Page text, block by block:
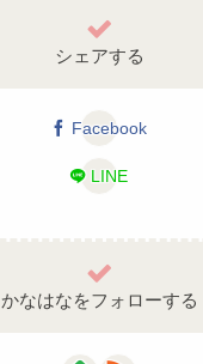
シェアする
Facebook
LINE
かなはなをフォローする